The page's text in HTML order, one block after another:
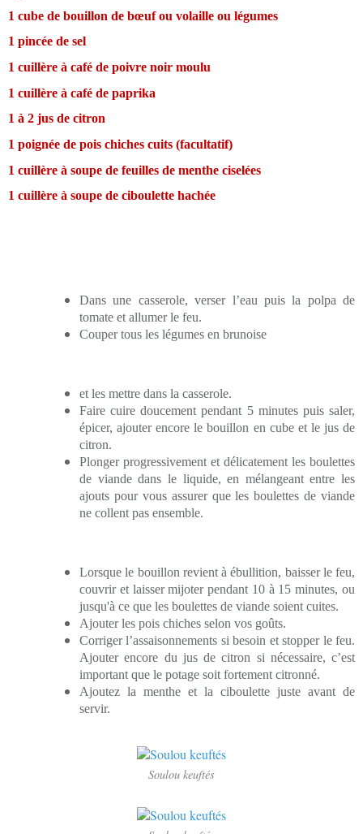
1 cube de bouillon de bœuf ou volaille ou légumes
1 pincée de sel
1 cuillère à café de poivre noir moulu
1 cuillère à café de paprika
1 à 2 jus de citron
1 poignée de pois chiches cuits (facultatif)
1 cuillère à soupe de feuilles de menthe ciselées
1 cuillère à soupe de ciboulette hachée
Dans une casserole, verser l’eau puis la polpa de
tomate et allumer le feu.
Couper tous les légumes en brunoise
et les mettre dans la casserole.
Faire cuire doucement pendant 5 minutes puis saler,
épicer, ajouter encore le bouillon en cube et le jus de
citron.
Plonger progressivement et délicatement les boulettes
de viande dans le liquide, en mélangeant entre les
ajouts pour vous assurer que les boulettes de viande
ne collent pas ensemble.
Lorsque le bouillon revient à ébullition, baisser le feu,
couvrir et laisser mijoter pendant 10 à 15 minutes, ou
jusqu'à ce que les boulettes de viande soient cuites.
Ajouter les pois chiches selon vos goûts.
Corriger l’assaisonnements si besoin et stopper le feu.
Ajouter encore du jus de citron si nécessaire, c’est
important que le potage soit fortement citronné.
Ajoutez la menthe et la ciboulette juste avant de
servir.
Soulou keuftés